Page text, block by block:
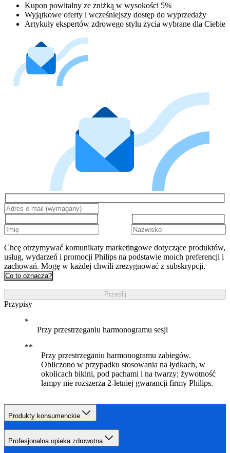
Kupon powitalny ze zniżką w wysokości 5%
Wyjątkowe oferty i wcześniejszy dostęp do wyprzedaży
Artykuły ekspertów zdrowego stylu życia wybrane dla Ciebie
Chcę otrzymywać komunikaty marketingowe dotyczące produktów,
usług, wydarzeń i promocji Philips na podstawie moich preferencji i
zachowań. Mogę w każdej chwili zrezygnować z subskrypcji.
Co to oznacza?
Prześlij
Przypisy
Przy przestrzeganiu harmonogramu sesji
Przy przestrzeganiu harmonogramu zabiegów.
Obliczono w przypadku stosowania na łydkach, w
okolicach bikini, pod pachami i na twarzy; żywotność
lampy nie rozszerza 2-letniej gwarancji firmy Philips.
Produkty konsumenckie
Profesjonalna opieka zdrowotna